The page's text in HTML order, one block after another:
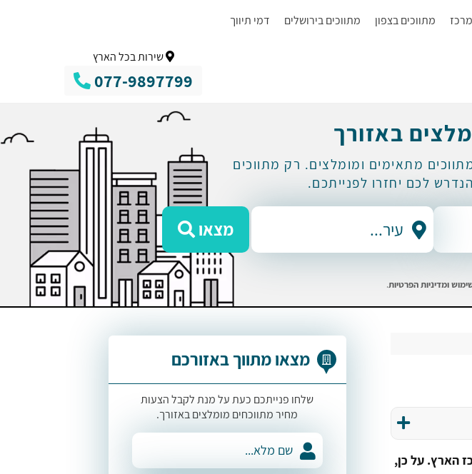
מתווכים בצפון מתווכים בירושלים דמי תיווך
שירות בכל הארץ
077-9897799
באזורך
מתאימים ומומלצים. רק מתווכים
לכם יחזרו לפנייתכם.
מצאו
ומדיניות הפרטיות.
הארץ. על כן,
מצאו מתווך באזורכם
שלחו פנייתכם כעת על מנת לקבל הצעות
מחיר מתווכחים מומלצים באזורך.